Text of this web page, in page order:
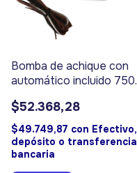
Bomba de achique con
automático incluido 750
$52.368,28
$49.749,87 con Efectivo,
depósito o transferencia
bancaria